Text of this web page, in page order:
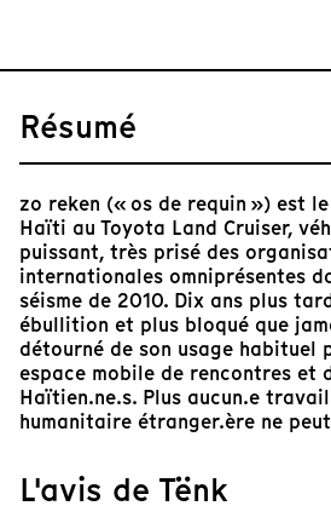
Résumé
zo reken (« os de requin ») est
Haïti au Toyota Land Cruiser,
puissant, très prisé des
internationales omniprésentes
séisme de 2010. Dix ans plus
ébullition et plus bloqué que
détourné de son usage habituel
espace mobile de rencontres et
Haïtien.ne.s. Plus aucun.e
humanitaire étranger.ère ne
L'avis de Tënk